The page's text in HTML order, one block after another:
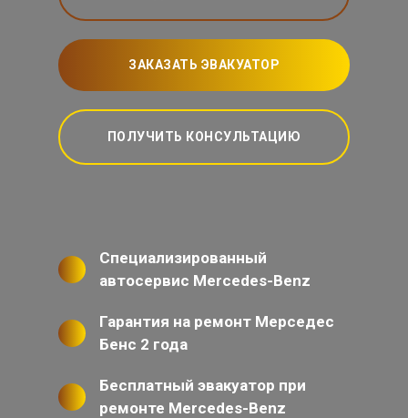
ЗАКАЗАТЬ ЭВАКУАТОР
ПОЛУЧИТЬ КОНСУЛЬТАЦИЮ
Специализированный
автосервис Mercedes-Benz
Гарантия на ремонт Мерседес
Бенс 2 года
Бесплатный эвакуатор при
ремонте Mercedes-Benz